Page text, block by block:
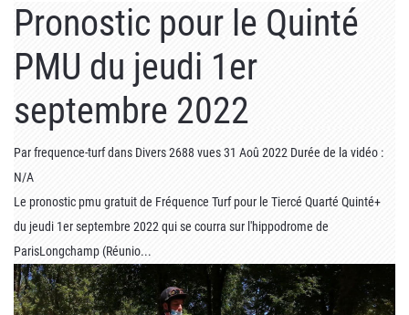
Pronostic pour le Quinté
PMU du jeudi 1er
septembre 2022
Parfrequence-turfdans Divers2688 vues31 Aoû 2022 Durée de la vidéo :
N/A
Le pronostic pmu gratuit de Fréquence Turf pour le Tiercé Quarté Quinté+
du jeudi 1er septembre 2022 qui se courra sur l'hippodrome de
ParisLongchamp (Réunio...